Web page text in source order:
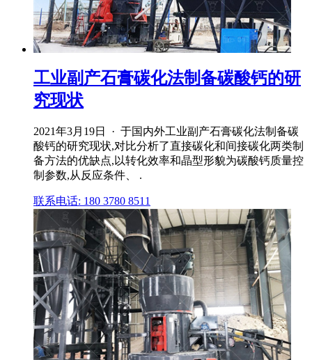
工业副产石膏碳化法制备碳酸钙的研
究现状
2021年3月19日 · 于国内外工业副产石膏碳化法制备碳
酸钙的研究现状,对比分析了直接碳化和间接碳化两类制
备方法的优缺点,以转化效率和晶型形貌为碳酸钙质量控
制参数,从反应条件、 .
联系电话: 180 3780 8511